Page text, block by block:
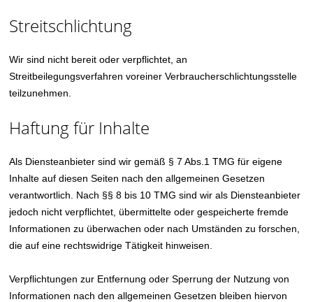
Streitschlichtung
Wir sind nicht bereit oder verpflichtet, an
Streitbeilegungsverfahren voreiner Verbraucherschlichtungsstelle
teilzunehmen.
Haftung für Inhalte
Als Diensteanbieter sind wir gemäß § 7 Abs.1 TMG für eigene
Inhalte auf diesen Seiten nach den allgemeinen Gesetzen
verantwortlich. Nach §§ 8 bis 10 TMG sind wir als Diensteanbieter
jedoch nicht verpflichtet, übermittelte oder gespeicherte fremde
Informationen zu überwachen oder nach Umständen zu forschen,
die auf eine rechtswidrige Tätigkeit hinweisen.
Verpflichtungen zur Entfernung oder Sperrung der Nutzung von
Informationen nach den allgemeinen Gesetzen bleiben hiervon